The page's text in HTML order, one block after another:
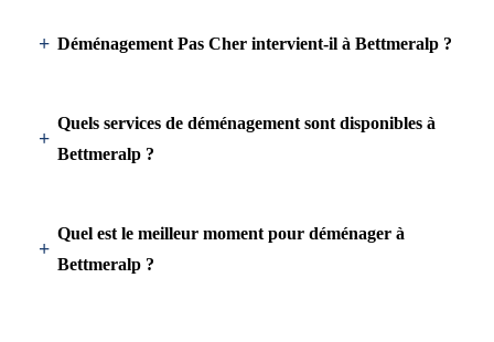
Déménagement Pas Cher intervient-il à Bettmeralp ?
Quels services de déménagement sont disponibles à
Bettmeralp ?
Quel est le meilleur moment pour déménager à
Bettmeralp ?